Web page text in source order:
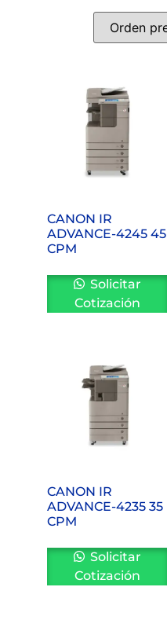
CANON IR
ADVANCE-4245 45
CPM
Solicitar
Cotización
CANON IR
ADVANCE-4235 35
CPM
Solicitar
Cotización